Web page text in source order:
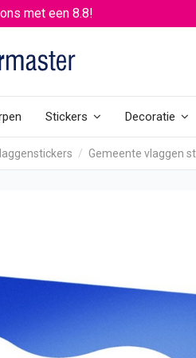
met een 8.8!
Stickers Decoratie
Gemeente vlaggen